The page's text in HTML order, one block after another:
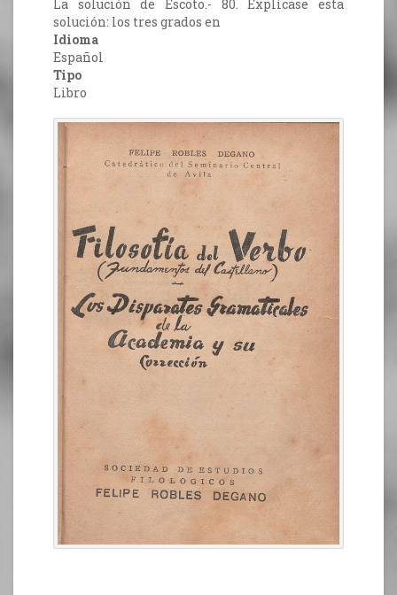
La solución de Escoto.- 80. Explícase esta
solución: los tres grados en
Idioma
Español
Tipo
Libro